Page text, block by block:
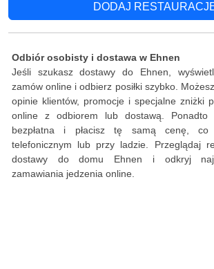
DODAJ
Odbiór osobisty i dostawa w Ehnen
Jeśli szukasz dostawy do Ehnen,
zamów online i odbierz posiłki szybko.
opinie klientów, promocje i specjalne zniżki
online z odbiorem lub dostawą. Ponadto
bezpłatna i płacisz tę samą cenę, co
telefonicznym lub przy ladzie. Przeglądaj
dostawy do domu Ehnen i odkryj
zamawiania jedzenia online.